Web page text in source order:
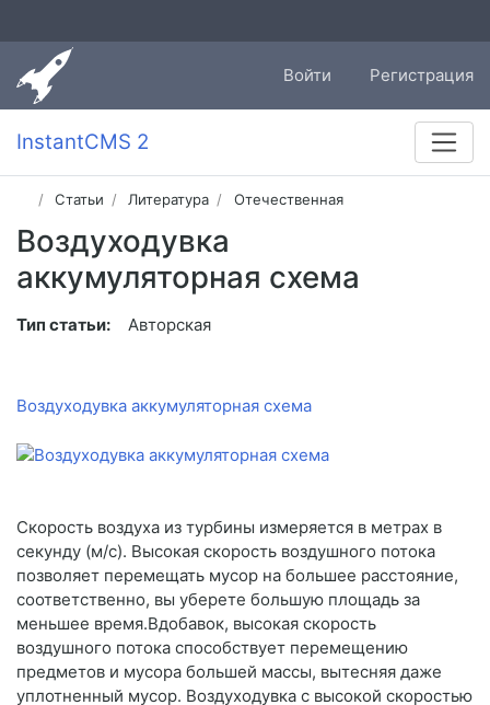
Войти Регистрация
InstantCMS 2
Статьи Литература Отечественная
Воздуходувка
аккумуляторная схема
Тип статьи: Авторская
Воздуходувка аккумуляторная схема
Скорость воздуха из турбины измеряется в метрах в
секунду (м/с). Высокая скорость воздушного потока
позволяет перемещать мусор на большее расстояние,
соответственно, вы уберете большую площадь за
меньшее время.Вдобавок, высокая скорость
воздушного потока способствует перемещению
предметов и мусора большей массы, вытесняя даже
уплотненный мусор. Воздуходувка с высокой скоростью